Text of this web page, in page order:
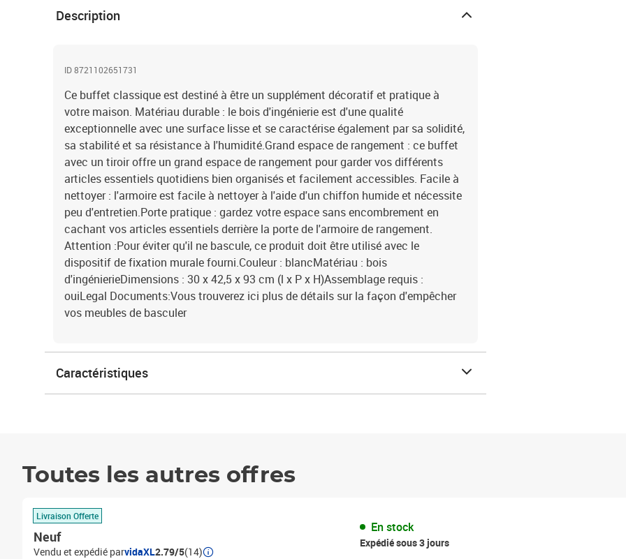
Description
ID 8721102651731
Ce buffet classique est destiné à être un supplément décoratif et pratique à
votre maison. Matériau durable : le bois d'ingénierie est d'une qualité
exceptionnelle avec une surface lisse et se caractérise également par sa solidité,
sa stabilité et sa résistance à l'humidité.Grand espace de rangement : ce buffet
avec un tiroir offre un grand espace de rangement pour garder vos différents
articles essentiels quotidiens bien organisés et facilement accessibles. Facile à
nettoyer : l'armoire est facile à nettoyer à l'aide d'un chiffon humide et nécessite
peu d'entretien.Porte pratique : gardez votre espace sans encombrement en
cachant vos articles essentiels derrière la porte de l'armoire de rangement.
Attention :Pour éviter qu'il ne bascule, ce produit doit être utilisé avec le
dispositif de fixation murale fourni.Couleur : blancMatériau : bois
d'ingénierieDimensions : 30 x 42,5 x 93 cm (l x P x H)Assemblage requis :
ouiLegal Documents:Vous trouverez ici plus de détails sur la façon d'empêcher
vos meubles de basculer
Caractéristiques
Toutes les autres offres
Livraison Offerte
Neuf
Vendu et expédié parvidaXL2.79/5(14)
En stock
Expédié sous 3 jours